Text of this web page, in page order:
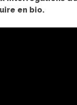
en bio.